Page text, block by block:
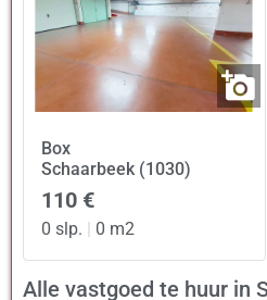
Box
Schaarbeek (1030)
110 €
0 slp. | 0 m2
Alle vastgoed te huur in